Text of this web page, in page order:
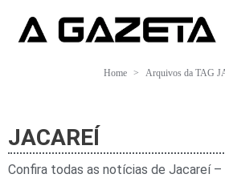
Home Arquivos da TAG
JACAREÍ
Confira todas as notícias de Jacareí –